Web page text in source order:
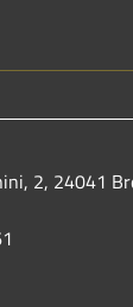
2, 24041